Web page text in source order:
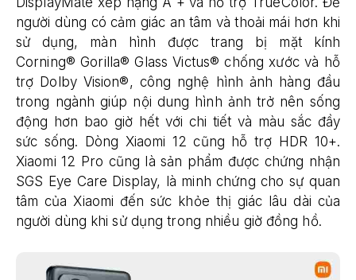
người dùng có cảm giác an tâm và thoải mái hơn khi
sử dụng, màn hình được trang bị mặt kính
Corning® Gorilla® Glass Victus® chống xước và hỗ
trợ Dolby Vision®, công nghệ hình ảnh hàng đầu
trong ngành giúp nội dung hình ảnh trở nên sống
động hơn bao giờ hết với chi tiết và màu sắc đầy
sức sống. Dòng Xiaomi 12 cũng hỗ trợ HDR 10+.
Xiaomi 12 Pro cũng là sản phẩm được chứng nhận
SGS Eye Care Display, là minh chứng cho sự quan
tâm của Xiaomi đến sức khỏe thị giác lâu dài của
người dùng khi sử dụng trong nhiều giờ đồng hồ.